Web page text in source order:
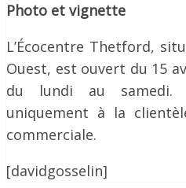
Photo et vignette
L’Écocentre Thetford,
Ouest, est ouvert du 15
du lundi au samedi.
uniquement à la
commerciale.
[davidgosselin]